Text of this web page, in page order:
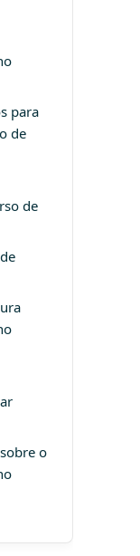
para
de
de
o